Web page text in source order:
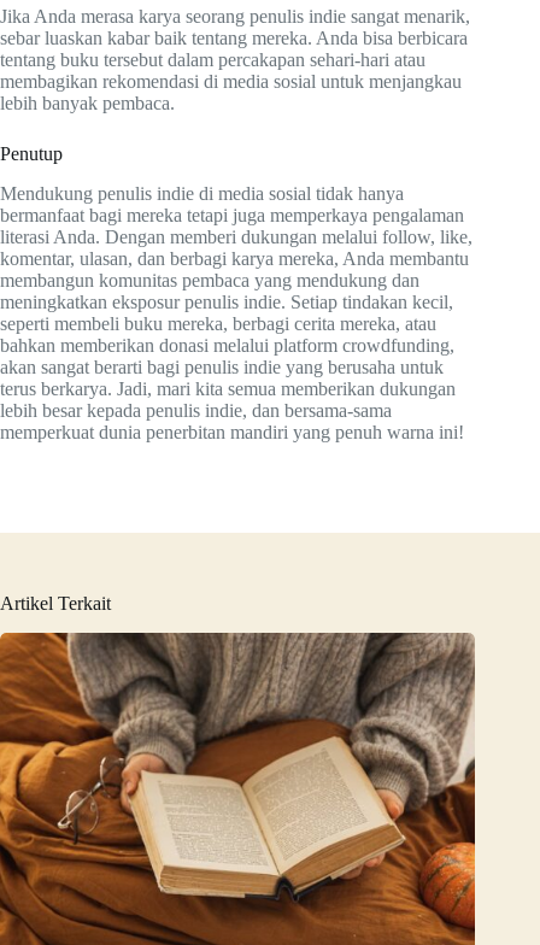
Jika Anda merasa karya seorang penulis indie sangat menarik,
sebar luaskan kabar baik tentang mereka. Anda bisa berbicara
tentang buku tersebut dalam percakapan sehari-hari atau
membagikan rekomendasi di media sosial untuk menjangkau
lebih banyak pembaca.
Penutup
Mendukung penulis indie di media sosial tidak hanya
bermanfaat bagi mereka tetapi juga memperkaya pengalaman
literasi Anda. Dengan memberi dukungan melalui follow, like,
komentar, ulasan, dan berbagi karya mereka, Anda membantu
membangun komunitas pembaca yang mendukung dan
meningkatkan eksposur penulis indie. Setiap tindakan kecil,
seperti membeli buku mereka, berbagi cerita mereka, atau
bahkan memberikan donasi melalui platform crowdfunding,
akan sangat berarti bagi penulis indie yang berusaha untuk
terus berkarya. Jadi, mari kita semua memberikan dukungan
lebih besar kepada penulis indie, dan bersama-sama
memperkuat dunia penerbitan mandiri yang penuh warna ini!
Artikel Terkait